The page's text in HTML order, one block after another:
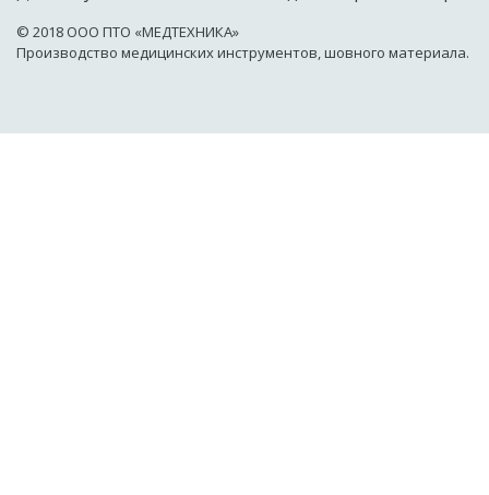
© 2018 OOO ПТО «МЕДТЕХНИКА»
Производство медицинских инструментов, шовного материала.